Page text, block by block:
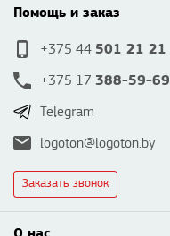
Помощь и заказ
+375 44 501 21 21
+375 17 388-59-69
Telegram
logoton@logoton.by
Заказать звонок